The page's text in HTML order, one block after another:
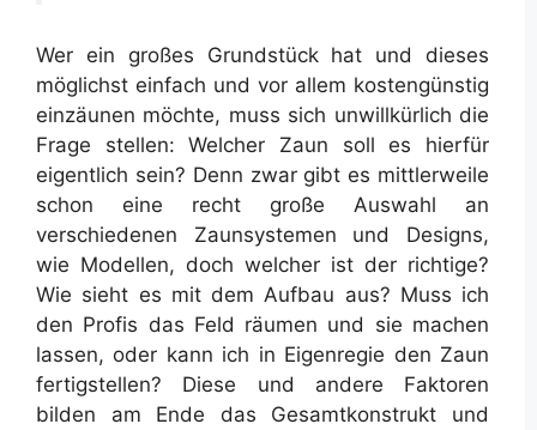
Wer ein großes Grundstück hat und dieses
möglichst einfach und vor allem kostengünstig
einzäunen möchte, muss sich unwillkürlich die
Frage stellen: Welcher Zaun soll es hierfür
eigentlich sein? Denn zwar gibt es mittlerweile
schon eine recht große Auswahl an
verschiedenen Zaunsystemen und Designs,
wie Modellen, doch welcher ist der richtige?
Wie sieht es mit dem Aufbau aus? Muss ich
den Profis das Feld räumen und sie machen
lassen, oder kann ich in Eigenregie den Zaun
fertigstellen? Diese und andere Faktoren
bilden am Ende das Gesamtkonstrukt und